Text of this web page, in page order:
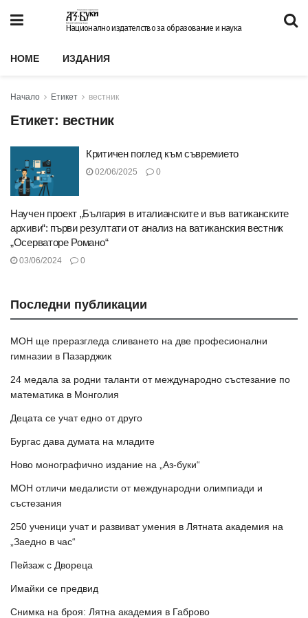
Национално издателство за образование и наука
HOME ИЗДАНИЯ
Начало Етикет вестник
Етикет: вестник
Критичен поглед към съвремието
02/06/2025 0
Научен проект „България в италианските и във ватиканските
архиви“: първи резултати от анализ на ватиканския вестник
„Осерваторе Романо“
03/06/2024 0
Последни публикации
МОН ще преразгледа сливането на две професионални
гимназии в Пазарджик
24 медала за родни таланти от международно състезание по
математика в Монголия
Децата се учат едно от друго
Бургас дава думата на младите
Ново монографично издание на „Аз-буки“
МОН отличи медалисти от международни олимпиади и
състезания
250 ученици учат и развиват умения в Лятната академия на
„Заедно в час“
Пейзаж с Двореца
Имайки се предвид
Снимка на броя: Лятна академия в Габрово